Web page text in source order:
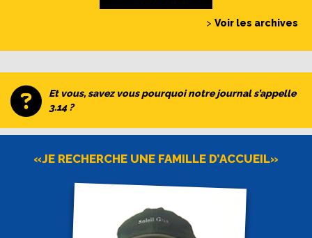
> Voir les archives
Et vous, savez vous pourquoi notre journal s’appelle
3.14 ?
«JE RECHERCHE UNE FAMILLE D’ACCUEIL»